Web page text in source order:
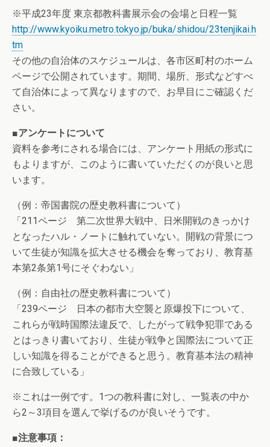
※平成23年度 東京都教科書展示会の会場と日程一覧
http://www.kyoiku.metro.tokyo.jp/buka/shidou/23tenjikai.h
tm
その他の自治体のスケジュールは、各市区町村のホーム
ページで公開されています。期間、場所、形式などすべ
て自治体によって異なりますので、お早目にご確認くだ
さい。
■アンケートについて
資料を参考にされる場合には、アンケート用紙の形式に
もよりますが、このように書いていただくのが良いと思
います。
（例：帝国書院の歴史教科書について）
「211ページ 第二次世界大戦中、日米開戦のきっかけ
となったハル・ノートに触れていない。開戦の背景につ
いて生徒が知識を拡大させる機会を奪っており、教育基
本第2条第1号にそぐわない」
（例：自由社の歴史教科書について）
「239ページ 日本の都市大空襲と原爆投下について、
これらが戦時国際法違反で、したがって戦争犯罪である
とはっきり書いており、生徒が戦争と国際法について正
しい知識を得ることができると思う。教育基本法の精神
に合致している」
※これは一例です。1つの教科書に対し、一覧表の中か
ら2～3項目を選んで挙げるのが良いそうです。
■注意事項：